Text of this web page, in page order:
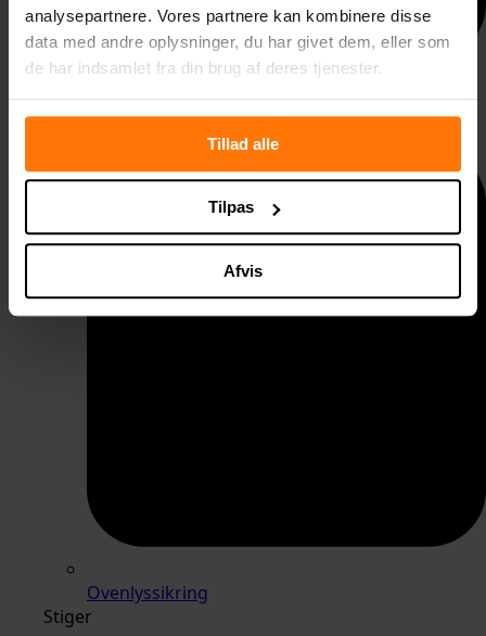
analysepartnere. Vores partnere kan kombinere disse
data med andre oplysninger, du har givet dem, eller som
de har indsamlet fra din brug af deres tjenester.
Tillad alle
Tilpas
Afvis
Taggelænder
Ovenlyssikring
Stiger